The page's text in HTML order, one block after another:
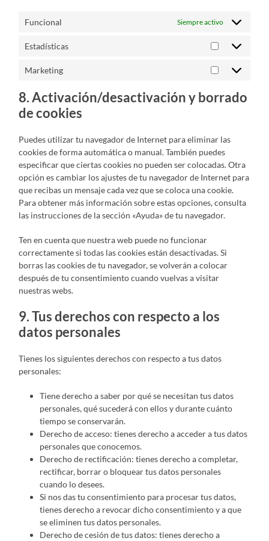
Funcional Siempre activo
Estadísticas Estadísticas
Marketing Marketing
8. Activación/desactivación y borrado
de cookies
Puedes utilizar tu navegador de Internet para eliminar las
cookies de forma automática o manual. También puedes
especificar que ciertas cookies no pueden ser colocadas. Otra
opción es cambiar los ajustes de tu navegador de Internet para
que recibas un mensaje cada vez que se coloca una cookie.
Para obtener más información sobre estas opciones, consulta
las instrucciones de la sección «Ayuda» de tu navegador.
Ten en cuenta que nuestra web puede no funcionar
correctamente si todas las cookies están desactivadas. Si
borras las cookies de tu navegador, se volverán a colocar
después de tu consentimiento cuando vuelvas a visitar
nuestras webs.
9. Tus derechos con respecto a los
datos personales
Tienes los siguientes derechos con respecto a tus datos
personales:
Tiene derecho a saber por qué se necesitan tus datos
personales, qué sucederá con ellos y durante cuánto
tiempo se conservarán.
Derecho de acceso: tienes derecho a acceder a tus datos
personales que conocemos.
Derecho de rectificación: tienes derecho a completar,
rectificar, borrar o bloquear tus datos personales
cuando lo desees.
Si nos das tu consentimiento para procesar tus datos,
tienes derecho a revocar dicho consentimiento y a que
se eliminen tus datos personales.
Derecho de cesión de tus datos: tienes derecho a